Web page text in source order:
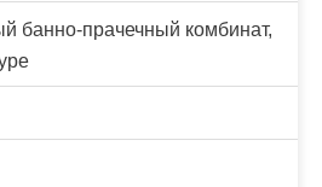
банно-прачечный комбинат,